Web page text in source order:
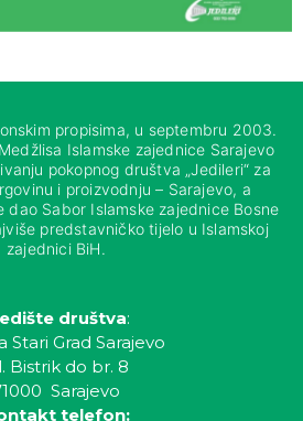
propisima, u septembru 2003.
Islamske zajednice Sarajevo
pokopnog društva „Jedileri“ za
i proizvodnju – Sarajevo, a
dao Sabor Islamske zajednice Bosne
predstavničko tijelo u Islamskoj
zajednici BiH.
društva:
Stari Grad Sarajevo
Bistrik do br. 8
Sarajevo
telefon: